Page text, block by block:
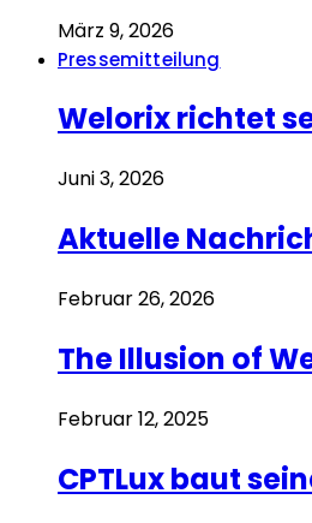
März 9, 2026
Pressemitteilung
Welorix richtet
Juni 3, 2026
Aktuelle
Februar 26, 2026
The Illusion of
Februar 12, 2025
CPTLux baut